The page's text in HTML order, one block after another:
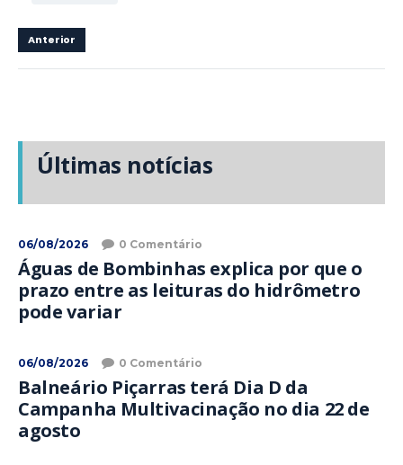
Anterior
Últimas notícias
06/08/2026 0 Comentário
Águas de Bombinhas explica por que o
prazo entre as leituras do hidrômetro
pode variar
06/08/2026 0 Comentário
Balneário Piçarras terá Dia D da
Campanha Multivacinação no dia 22 de
agosto